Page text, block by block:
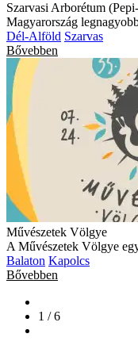
Szarvasi Arborétum
Magyarország
Dél-Alföld Szarvas
Bővebben
Művészetek Völgye
A Művészetek Völgye
Balaton Kapolcs
Bővebben
1 / 6